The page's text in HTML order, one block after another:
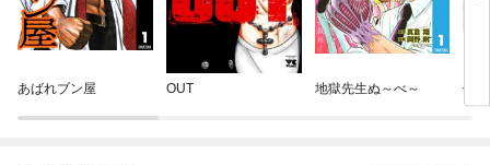
あばれブン屋 OUT 地獄先生ぬ～べ～ 傷